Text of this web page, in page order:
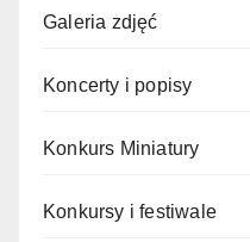
Galeria zdjęć
Koncerty i popisy
Konkurs Miniatury
Konkursy i festiwale